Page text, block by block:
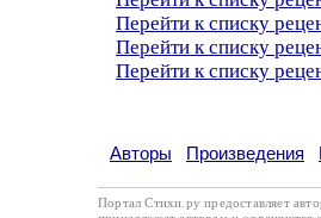
Перейти к списку
Перейти к списку
Перейти к списку
Авторы Произведения
Портал Стихи.ру предоставляет